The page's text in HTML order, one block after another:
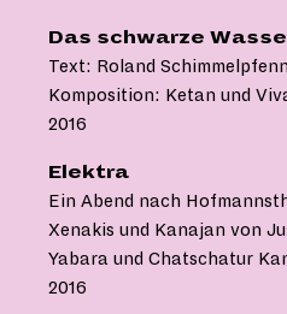
Das schwarze
Text: Roland
Komposition: Ketan und
2016
Elektra
Ein Abend nach
Xenakis und Kanajan von
Yabara und Chatschatur
2016